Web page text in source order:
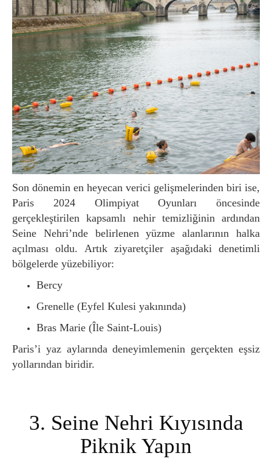
Son dönemin en heyecan verici gelişmelerinden biri ise,
Paris 2024 Olimpiyat Oyunları öncesinde
gerçekleştirilen kapsamlı nehir temizliğinin ardından
Seine Nehri’nde belirlenen yüzme alanlarının halka
açılması oldu. Artık ziyaretçiler aşağıdaki denetimli
bölgelerde yüzebiliyor:
Bercy
Grenelle (Eyfel Kulesi yakınında)
Bras Marie (Île Saint-Louis)
Paris’i yaz aylarında deneyimlemenin gerçekten eşsiz
yollarından biridir.
3. Seine Nehri Kıyısında
Piknik Yapın